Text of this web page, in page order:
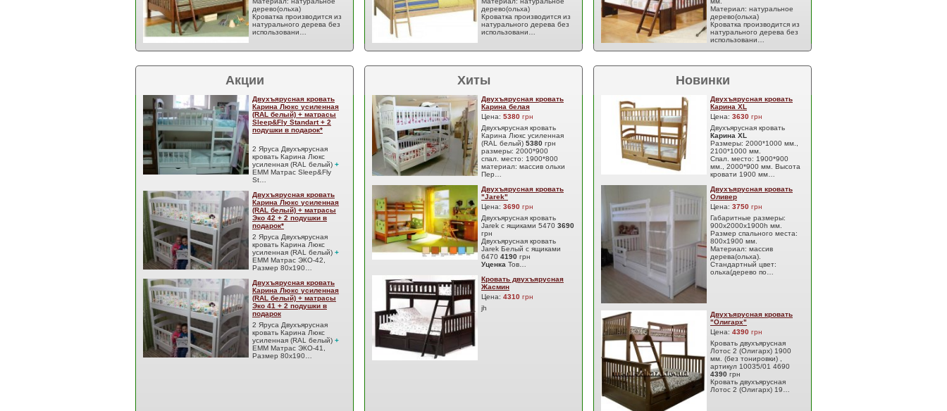
дерево(ольха)
Кроватка производится из
натурального дерева без
использовани…
дерево(ольха)
Кроватка производится из
натурального дерева без
использовани…
Материал: натуральное
дерево(ольха)
Кроватка производится из
натурального дерева без
использовани…
Акции Хиты Новинки
Двухъярусная кровать
Карина Люкс усиленная
(RAL белый) + матрасы
Sleep&Fly Standart + 2
подушки в подарок*
2 Яруса Двухъярусная
кровать Карина Люкс
усиленная (RAL белый) +
EMM Матрас Sleep&Fly
St…
Двухъярусная кровать
Карина Люкс усиленная
(RAL белый) + матрасы
Эко 42 + 2 подушки в
подарок*
2 Яруса Двухъярусная
кровать Карина Люкс
усиленная (RAL белый) +
EMM Матрас ЭКО-42,
Размер 80x190…
Двухъярусная кровать
Карина Люкс усиленная
(RAL белый) + матрасы
Эко 41 + 2 подушки в
подарок
2 Яруса Двухъярусная
кровать Карина Люкс
усиленная (RAL белый) +
EMM Матрас ЭКО-41,
Размер 80x190…
Двухъярусная кровать
Карина белая
Цена: 5380 грн
Двухъярусная кровать
Карина Люкс усиленная
(RAL белый) 5380 грн
размеры: 2000*900
спал. место: 1900*800
материал: массив ольхи
Пер…
Двухъярусная кровать
"Jarek"
Цена: 3690 грн
Двухъярусная кровать
Jarek с ящиками 5470 3690
грн
Двухъярусная кровать
Jarek Белый с ящиками
6470 4190 грн
Уценка Тов…
Кровать двухъярусная
Жасмин
Цена: 4310 грн
jh
Двухъярусная кровать
Карина XL
Цена: 3630 грн
Двухъярусная кровать
Карина XL
Размеры: 2000*1000 мм.,
2100*1000 мм.
Спал. место: 1900*900
мм., 2000*900 мм. Высота
кровати 1900 мм…
Двухъярусная кровать
Оливер
Цена: 3750 грн
Габаритные размеры:
900х2000х1900h мм.
Размер спального места:
800х1900 мм.
Материал: массив
дерева(ольха).
Стандартный цвет:
ольха(дерево по…
Двухъярусная кровать
"Олигарх"
Цена: 4390 грн
Кровать двухъярусная
Лотос 2 (Олигарх) 1900
мм. (без тонировки) ,
артикул 10035/01 4690
4390 грн
Кровать двухъярусная
Лотос 2 (Олигарх) 19…